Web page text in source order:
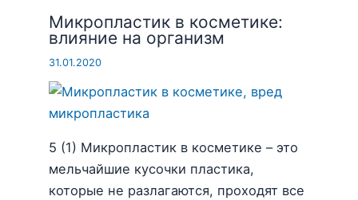
Микропластик в косметике:
влияние на организм
31.01.2020
5 (1) Микропластик в косметике – это
мельчайшие кусочки пластика,
которые не разлагаются, проходят все